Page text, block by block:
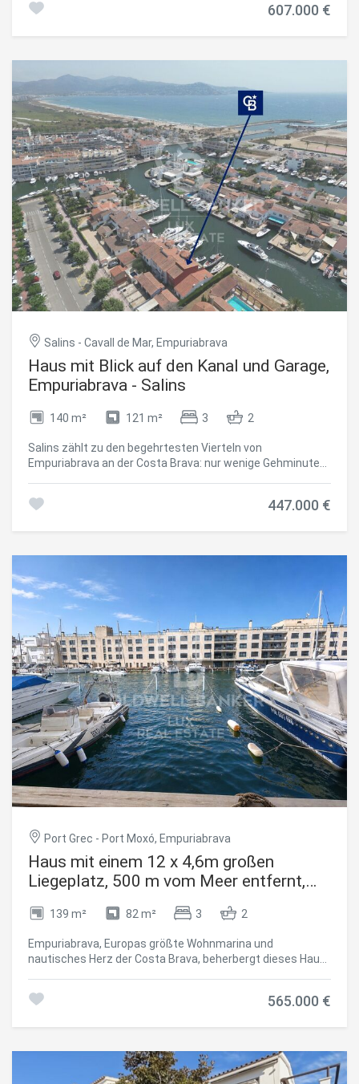
entscheidendes Kriterium für Bootsbesitzer, an einem
Balkon und grenzt an eine separate, ausgestattete Küche.
Das Haus verfügt über drei Schlafzimmer und zwei
Badezimmer sowie eine Garage und einen Parkplatz. Das
Zentrum von Empuriabrava, Geschäfte und Strand sind
fußläufig erreichbar. Empuriabrava an der Costa Brava ist
bekannt für sein weitläufiges Netz an schiffbaren Kanälen
und den direkten Zugang zum Meer ein bei Bootsbesitzern
im Alt Empordà sehr gefragtes Umfeld. #ref:CBLX021037
607.000 €
Salins - Cavall de Mar, Empuriabrava
Haus mit Blick auf den Kanal und Garage,
Empuriabrava - Salins
140 m² 121 m² 3 2
Salins zählt zu den begehrtesten Vierteln von
Empuriabrava an der Costa Brava: nur wenige Gehminuten
Schlafzimmer, davon eines mit eigener Terrasse, sowie 2
hin. Garage und Stellplatz vervollständigen das Anwesen.
Haus zu einer sicheren Wahl als Hauptwohnsitz,
Feriendomizil oder Kapitalanlage im Alt Empordà, nur
wenige Minuten von Roses und der französischen Grenze
entfernt. Zusätzlicher Vorteil: der Bootsanleger von 14 x
4,2 Metern direkt vor dem Haus, vor den Brücken gelegen,
ist separat erwerbbar geeignet für Segelboote mit Mast,
ein Kriterium, das das Angebot in diesem Segment
deutlich einschränkt. #ref:CBLX021037.2
447.000 €
Port Grec - Port Moxó, Empuriabrava
Haus mit einem 12 x 4,6m großen
Liegeplatz, 500 m vom Meer entfernt,
139 m² 82 m² 3 2
Empuriabrava, Europas größte Wohnmarina und
nautisches Herz der Costa Brava, beherbergt dieses Haus
Bootsanleger von 12 x 4,6 Metern, nur 500 Meter vom
Anwesen ab. Das unabhängige Studio im Erdgeschoss ist
ein zusätzlicher Vorteil: als Unterkunft, separate
Vermietung, oder Raum für Angehörige.Im ersten Stock
565.000 €